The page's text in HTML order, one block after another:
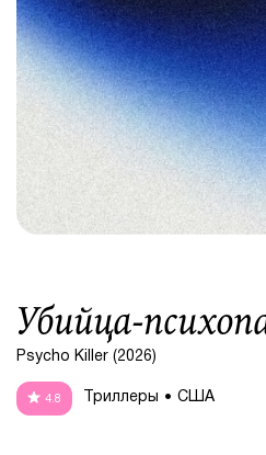
Убийца-
Psycho Killer (2026)
4.8 Триллеры США